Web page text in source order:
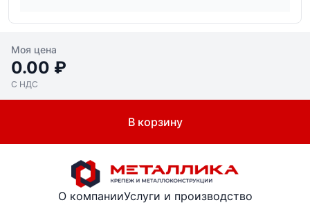
Моя цена
0.00 ₽
С НДС
В корзину
О компанииУслуги и производство